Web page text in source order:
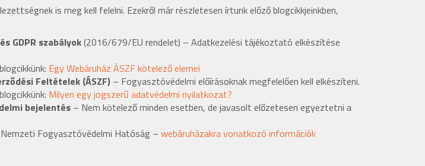
is meg kell felelni. Ezekről már részletesen írtunk előző blogcikkjeinkben,
GDPR szabályok(2016/679/EU rendelet) – Adatkezelési tájékoztató elkészítése
Egy Webáruház ÁSZF kötelező elemei
Feltételek (ÁSZF) – Fogyasztóvédelmi előírásoknak megfelelően kell elkészíteni.
Milyen egy jogszerű adatvédelmi nyilatkozat?
bejelentés – Nem kötelező minden esetben, de javasolt előzetesen egyeztetni a
Fogyasztóvédelmi Hatóság – webáruházakra vonatkozó információk